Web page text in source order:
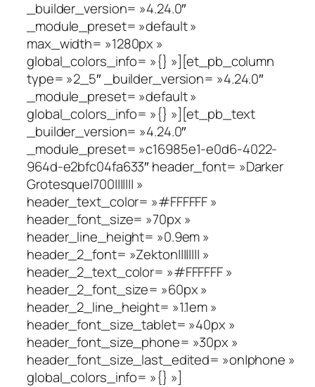
_builder_version= »4.24.0″
_module_preset= »default »
max_width= »1280px »
global_colors_info= »{} »][et_pb_column
type= »2_5″ _builder_version= »4.24.0″
_module_preset= »default »
global_colors_info= »{} »][et_pb_text
_builder_version= »4.24.0″
_module_preset= »c16985e1-e0d6-4022-
964d-e2bfc04fa633″ header_font= »Darker
Grotesque|700||||||| »
header_text_color= »#FFFFFF »
header_font_size= »70px »
header_line_height= »0.9em »
header_2_font= »Zekton|||||||| »
header_2_text_color= »#FFFFFF »
header_2_font_size= »60px »
header_2_line_height= »1.1em »
header_font_size_tablet= »40px »
header_font_size_phone= »30px »
header_font_size_last_edited= »on|phone »
global_colors_info= »{} »]